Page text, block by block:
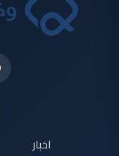
اخبار